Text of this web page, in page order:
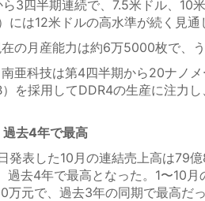
ら3四半期連続で、7.5米ドル、10
には12米ドルの高水準が続く見通
の月産能力は約6万5000枚で、う
亜科技は第4四半期から20ナノ
）を採用してDDR4の生産に注力
去4年で最高
発表した10月の連結売上高は79
過去4年で最高となった。1〜10
元で、過去3年の同期で最高だっ